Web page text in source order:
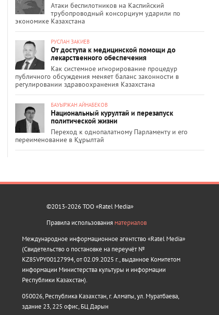
Атаки беспилотников на Каспийский
трубопроводный консорциум ударили по
экономике Казахстана
РУСЛАН ЗАКИЕВ
От доступа к медицинской помощи до
лекарственного обеспечения
Как системное игнорирование процедур
публичного обсуждения меняет баланс законности в
регулировании здравоохранения Казахстана
БАУЫРЖАН АЙНАБЕКОВ
Национальный курултай и перезапуск
политической жизни
Переход к однопалатному Парламенту и его
переименование в Құрылтай
©2013-2026 ТОО «Ratel Media»
Правила использования материалов
Международное информационное агентство «Ratel Media»
(Свидетельство о постановке на переучёт №
KZ85VPY00127994, от 02.09.2025 г., выданное Комитетом
информации Министерства культуры и информации
Республики Казахстан).
050026, Республика Казахстан, г. Алматы, ул. Муратбаева,
здание 23, 225 офис, БЦ Дарын